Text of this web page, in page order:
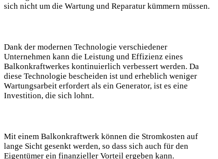
sich nicht um die Wartung und Reparatur kümmern müssen.
Dank der modernen Technologie verschiedener
Unternehmen kann die Leistung und Effizienz eines
Balkonkraftwerkes kontinuierlich verbessert werden. Da
diese Technologie bescheiden ist und erheblich weniger
Wartungsarbeit erfordert als ein Generator, ist es eine
Investition, die sich lohnt.
Mit einem Balkonkraftwerk können die Stromkosten auf
lange Sicht gesenkt werden, so dass sich auch für den
Eigentümer ein finanzieller Vorteil ergeben kann.